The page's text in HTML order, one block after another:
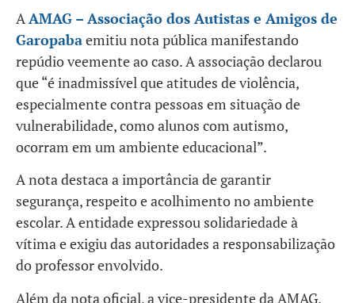
AAMAG – Associação dos Autistas e Amigos de
Garopabaemitiu nota pública manifestando
repúdio veemente ao caso. A associação declarou
que “é inadmissível que atitudes de violência,
especialmente contra pessoas em situação de
vulnerabilidade, como alunos com autismo,
ocorram em um ambiente educacional”.
A nota destaca a importância de garantir
segurança, respeito e acolhimento no ambiente
escolar. A entidade expressou solidariedade à
vítima e exigiu das autoridades a responsabilização
do professor envolvido.
Além da nota oficial, a vice-presidente da AMAG,